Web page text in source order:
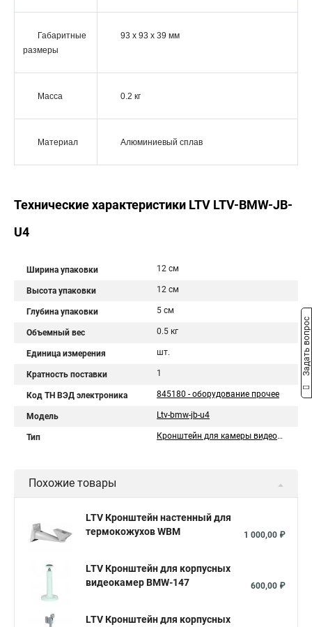
Габаритные
размеры
93 x 93 x 39 мм
Масса 0.2 кг
Материал Алюминиевый сплав
Технические характеристики LTV LTV-BMW-JB-
U4
Ширина упаковки 12 см
Высота упаковки 12 см
Глубина упаковки 5 см
Объемный вес 0.5 кг
Единица измерения шт.
Кратность поставки 1
Код ТН ВЭД электроника 845180 - оборудование прочее
Модель Ltv-bmw-jb-u4
Тип Кронштейн для камеры видеонаблюдения
Похожие товары
LTV Кронштейн настенный для
термокожухов WBM
1 000,00 ₽
LTV Кронштейн для корпусных
видеокамер BMW-147
600,00 ₽
LTV Кронштейн для корпусных
Задать вопрос